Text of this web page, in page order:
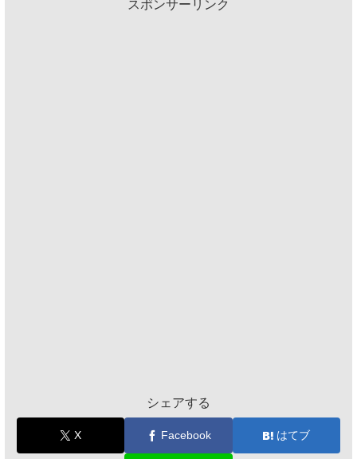
スポンサーリンク
シェアする
X Facebook はてブ